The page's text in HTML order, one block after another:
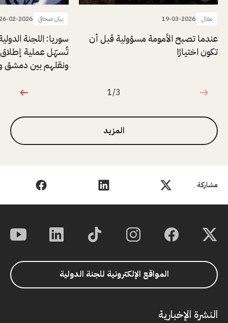
مشاركة
مقال 19-03-2026
عندما تصبح الأمومة مسؤولية قبل أن
تكون اختيارًا
بيان صحافي 02-2026
سوريا: اللجنة
ونقلهم بين دمشق
1 من 3
1/3
المزيد
المواقع الإلكترونية للجنة الدولية
النشرة الإخبارية